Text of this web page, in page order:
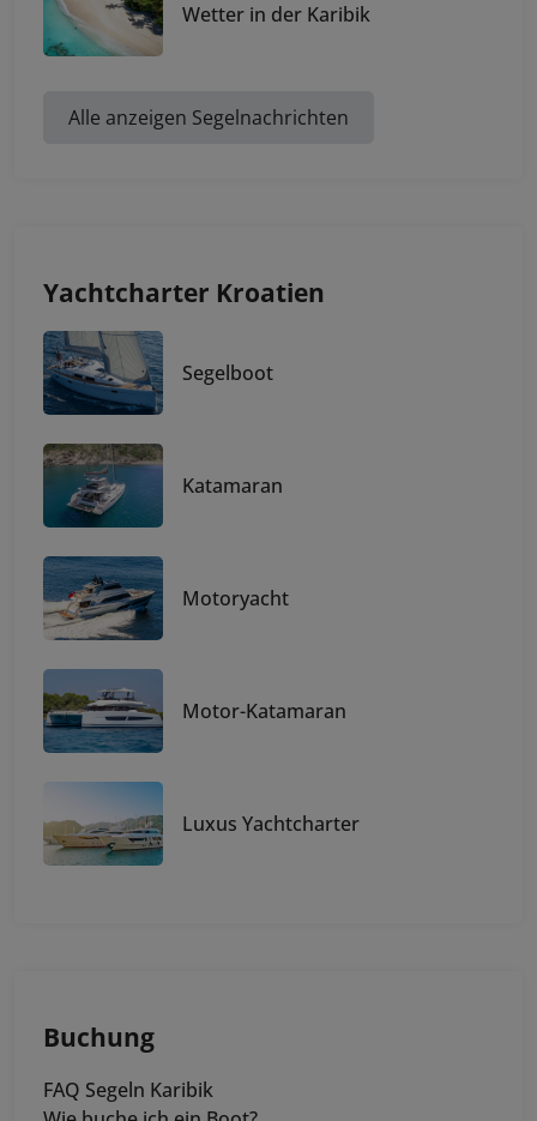
Wetter in der Karibik
Alle anzeigen Segelnachrichten
Yachtcharter Kroatien
Segelboot
Katamaran
Motoryacht
Motor-Katamaran
Luxus Yachtcharter
Buchung
FAQ Segeln Karibik